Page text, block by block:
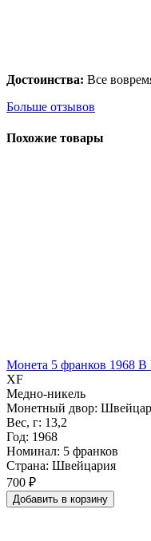
Достоинства: Все
Больше отзывов
Похожие товары
Монета 5 франков 1968
XF
Медно-никель
Монетный двор:
Вес, г: 13,2
Год: 1968
Номинал: 5 франков
Страна: Швейцария
700 ₽
Добавить в корзину